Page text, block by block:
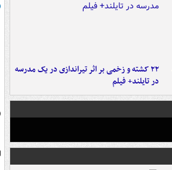
۲۲ کشته و زخمی بر اثر تیراندازی در یک مدرسه
در تایلند+ فیلم